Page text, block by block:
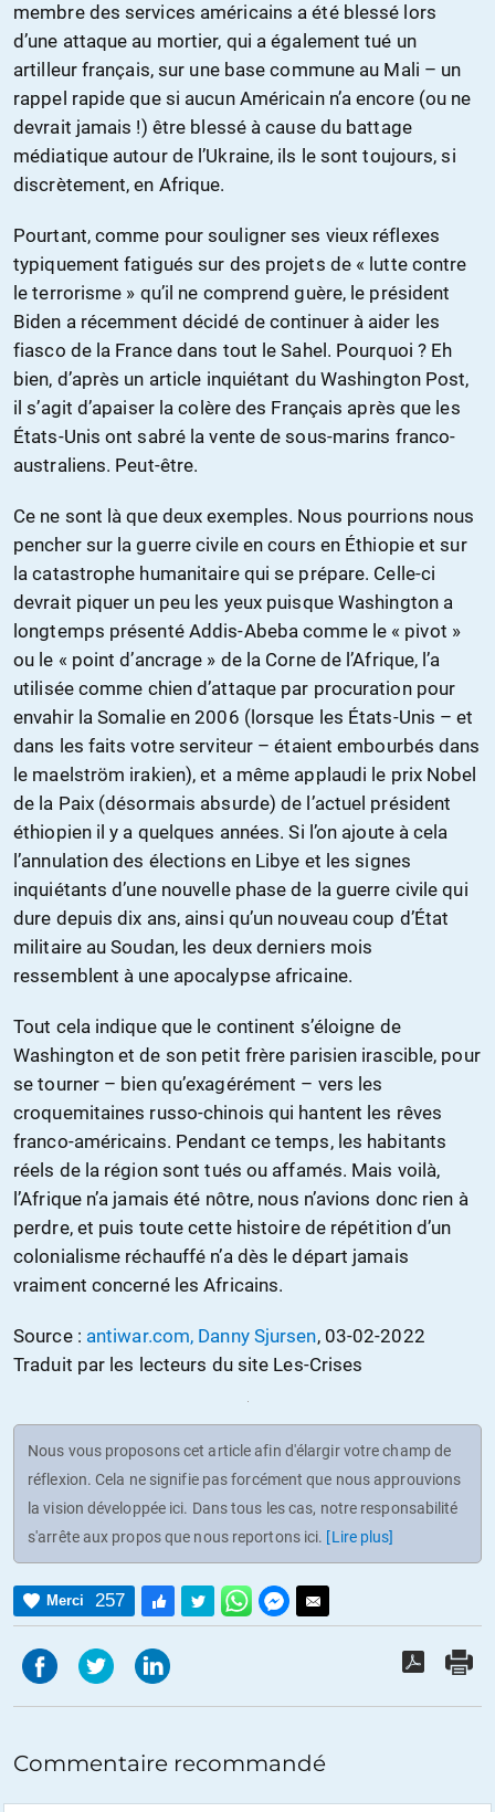
membre des services américains a été blessé lors
d’une attaque au mortier, qui a également tué un
artilleur français, sur une base commune au Mali – un
rappel rapide que si aucun Américain n’a encore (ou ne
devrait jamais !) être blessé à cause du battage
médiatique autour de l’Ukraine, ils le sont toujours, si
discrètement, en Afrique.
Pourtant, comme pour souligner ses vieux réflexes
typiquement fatigués sur des projets de « lutte contre
le terrorisme » qu’il ne comprend guère, le président
Biden a récemment décidé de continuer à aider les
fiasco de la France dans tout le Sahel. Pourquoi ? Eh
bien, d’après un article inquiétant du Washington Post,
il s’agit d’apaiser la colère des Français après que les
États-Unis ont sabré la vente de sous-marins franco-
australiens. Peut-être.
Ce ne sont là que deux exemples. Nous pourrions nous
pencher sur la guerre civile en cours en Éthiopie et sur
la catastrophe humanitaire qui se prépare. Celle-ci
devrait piquer un peu les yeux puisque Washington a
longtemps présenté Addis-Abeba comme le « pivot »
ou le « point d’ancrage » de la Corne de l’Afrique, l’a
utilisée comme chien d’attaque par procuration pour
envahir la Somalie en 2006 (lorsque les États-Unis – et
dans les faits votre serviteur – étaient embourbés dans
le maelström irakien), et a même applaudi le prix Nobel
de la Paix (désormais absurde) de l’actuel président
éthiopien il y a quelques années. Si l’on ajoute à cela
l’annulation des élections en Libye et les signes
inquiétants d’une nouvelle phase de la guerre civile qui
dure depuis dix ans, ainsi qu’un nouveau coup d’État
militaire au Soudan, les deux derniers mois
ressemblent à une apocalypse africaine.
Tout cela indique que le continent s’éloigne de
Washington et de son petit frère parisien irascible, pour
se tourner – bien qu’exagérément – vers les
croquemitaines russo-chinois qui hantent les rêves
franco-américains. Pendant ce temps, les habitants
réels de la région sont tués ou affamés. Mais voilà,
l’Afrique n’a jamais été nôtre, nous n’avions donc rien à
perdre, et puis toute cette histoire de répétition d’un
colonialisme réchauffé n’a dès le départ jamais
vraiment concerné les Africains.
Source : antiwar.com, Danny Sjursen, 03-02-2022
Traduit par les lecteurs du site Les-Crises
Nous vous proposons cet article afin d'élargir votre champ de
réflexion. Cela ne signifie pas forcément que nous approuvions
la vision développée ici. Dans tous les cas, notre responsabilité
s'arrête aux propos que nous reportons ici. [Lire plus]
Merci 257
Commentaire recommandé